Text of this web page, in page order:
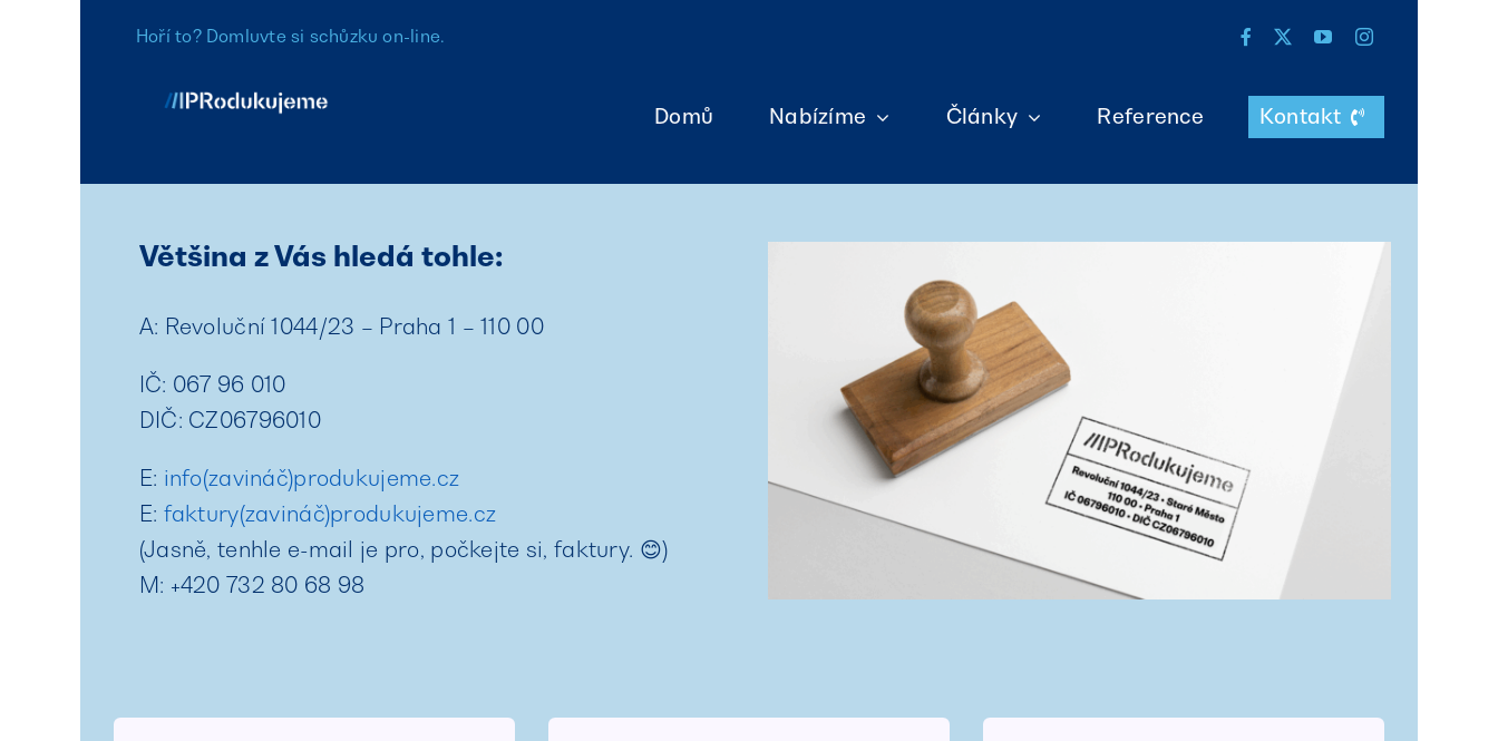
Hoří to? Domluvte si schůzku on-line.
Domů Nabízíme Články Reference Kontakt
Většina z Vás hledá tohle:
A: Revoluční 1044/23 – Praha 1 – 110 00
IČ: 067 96 010
DIČ: CZ06796010
E: info(zavináč)produkujeme.cz
E: faktury(zavináč)produkujeme.cz
(Jasně, tenhle e-mail je pro, počkejte si, faktury. 😊)
M: +420 732 80 68 98